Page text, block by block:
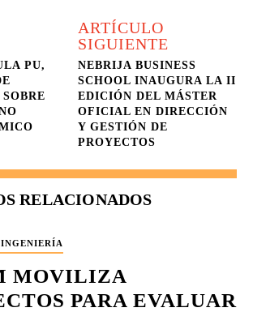
PU,
ARTÍCULO
SIGUIENTE
NEBRIJA BUSINESS
SCHOOL INAUGURA LA II
EDICIÓN DEL MÁSTER
OFICIAL EN DIRECCIÓN
Y GESTIÓN DE
PROYECTOS
RELACIONADOS
MOVILIZA
PARA EVALUAR